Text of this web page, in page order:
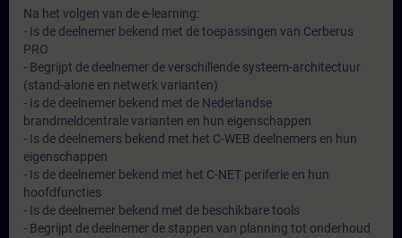
Na het volgen van de e-learning:
- Is de deelnemer bekend met de toepassingen van Cerberus
PRO
- Begrijpt de deelnemer de verschillende systeem-architectuur
(stand-alone en netwerk varianten)
- Is de deelnemer bekend met de Nederlandse
brandmeldcentrale varianten en hun eigenschappen
- Is de deelnemers bekend met het C-WEB deelnemers en hun
eigenschappen
- Is de deelnemer bekend met het C-NET periferie en hun
hoofdfuncties
- Is de deelnemer bekend met de beschikbare tools
- Begrijpt de deelnemer de stappen van planning tot onderhoud